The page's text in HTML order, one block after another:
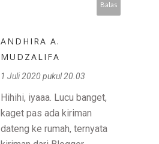
Balas
ANDHIRA A.
MUDZALIFA
1 Juli 2020 pukul 20.03
Hihihi, iyaaa. Lucu banget,
kaget pas ada kiriman
dateng ke rumah, ternyata